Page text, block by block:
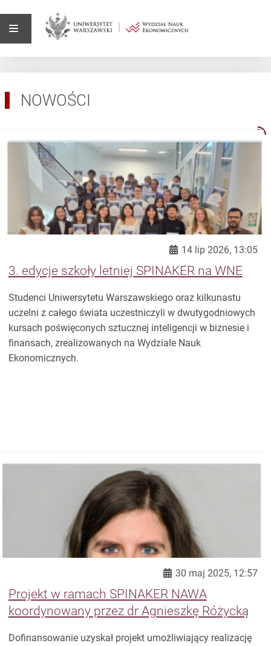
NOWOŚCI
14 lip 2026, 13:05
3. edycje szkoły letniej SPINAKER na WNE
Studenci Uniwersytetu Warszawskiego oraz kilkunastu
uczelni z całego świata uczestniczyli w dwutygodniowych
kursach poświęconych sztucznej inteligencji w biznesie i
finansach, zrealizowanych na Wydziale Nauk
Ekonomicznych.
30 maj 2025, 12:57
Projekt w ramach SPINAKER NAWA
koordynowany przez dr Agnieszkę Różycką
Dofinansowanie uzyskał projekt umożliwiający realizację